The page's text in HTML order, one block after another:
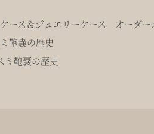
ース＆ジュエリーケース オーダ
鞄嚢の歴史
ミ鞄嚢の歴史